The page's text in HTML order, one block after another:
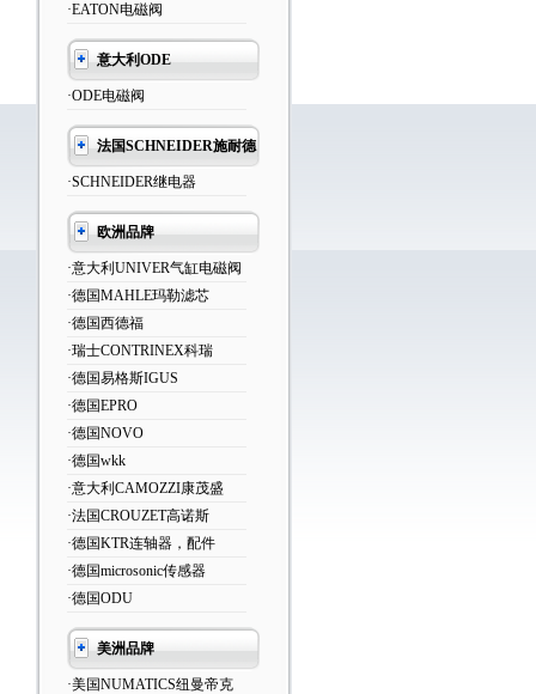
·EATON电磁阀
意大利ODE
·ODE电磁阀
法国SCHNEIDER施耐德
·SCHNEIDER继电器
欧洲品牌
·意大利UNIVER气缸电磁阀
·德国MAHLE玛勒滤芯
·德国西德福
·瑞士CONTRINEX科瑞
·德国易格斯IGUS
·德国EPRO
·德国NOVO
·德国wkk
·意大利CAMOZZI康茂盛
·法国CROUZET高诺斯
·德国KTR连轴器，配件
·德国microsonic传感器
·德国ODU
美洲品牌
·美国NUMATICS纽曼帝克